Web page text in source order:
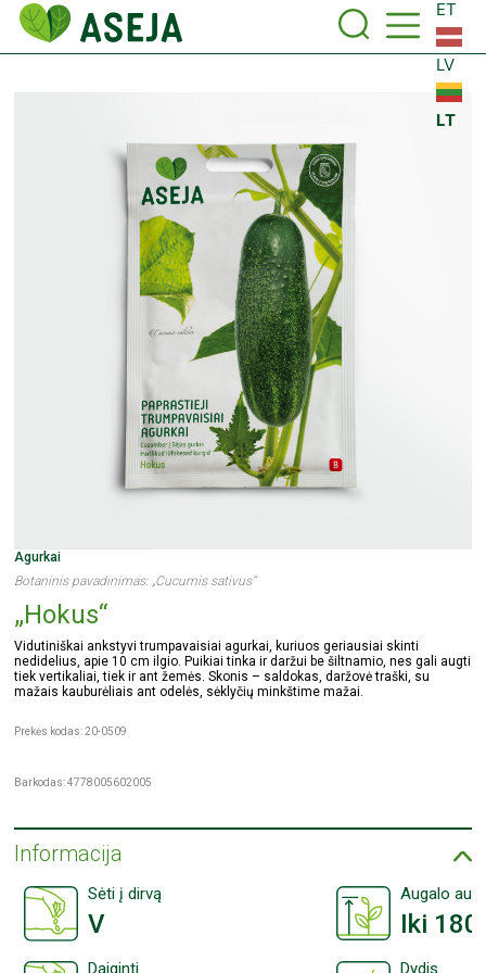
ET
LV
LT
Agurkai
Botaninis pavadinimas: „Cucumis sativus“
„Hokus“
Vidutiniškai ankstyvi trumpavaisiai agurkai, kuriuos geriausiai skinti
nedidelius, apie 10 cm ilgio. Puikiai tinka ir daržui be šiltnamio, nes gali augti
tiek vertikaliai, tiek ir ant žemės. Skonis – saldokas, daržovė traški, su
mažais kauburėliais ant odelės, sėklyčių minkštime mažai.
Prekės kodas: 20-0509
Barkodas: 4778005602005
Informacija
Sėti į dirvą Augalo
V Iki 180